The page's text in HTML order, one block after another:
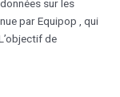
sur les
par Equipop , qui
de